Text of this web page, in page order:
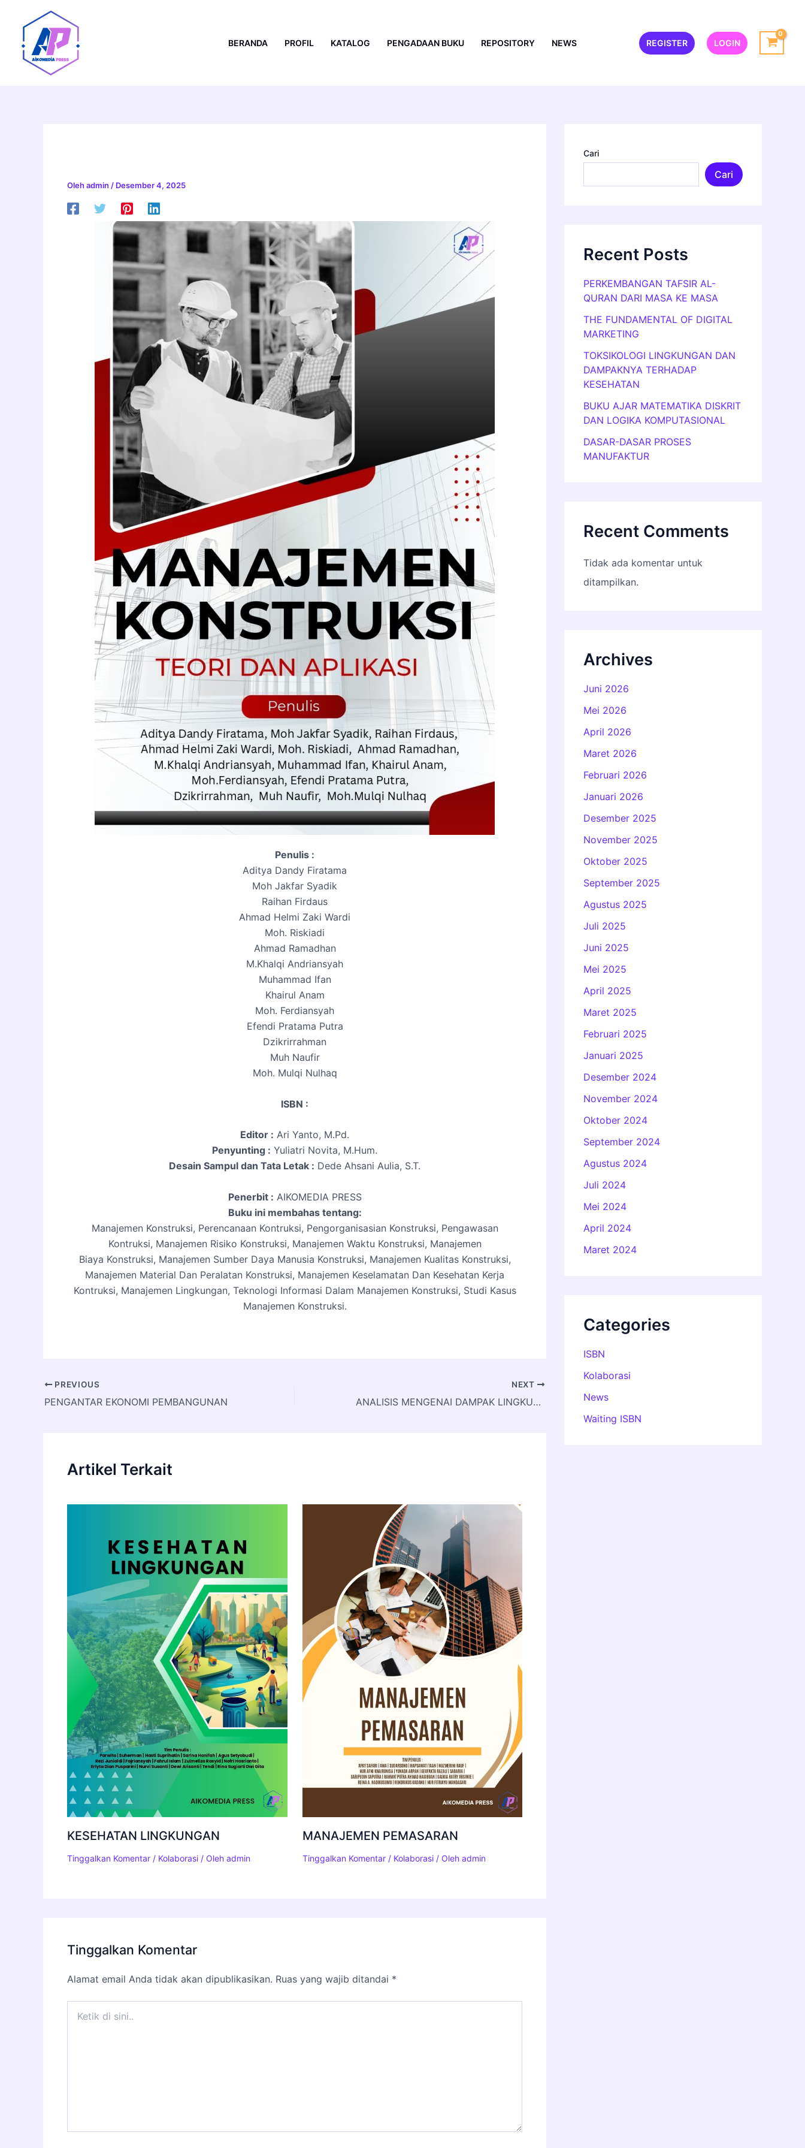
konten
BERANDA PROFIL KATALOG PENGADAAN BUKU REPOSITORY NEWS REGISTER LOGIN
Olehadmin / Desember 4, 2025
Penulis :
Aditya Dandy Firatama
Moh Jakfar Syadik
Raihan Firdaus
Ahmad Helmi Zaki Wardi
Moh. Riskiadi
Ahmad Ramadhan
M.Khalqi Andriansyah
Muhammad Ifan
Khairul Anam
Moh. Ferdiansyah
Efendi Pratama Putra
Dzikrirrahman
Muh Naufir
Moh. Mulqi Nulhaq
ISBN :
Editor : Ari Yanto, M.Pd.
Penyunting : Yuliatri Novita, M.Hum.
Desain Sampul dan Tata Letak : Dede Ahsani Aulia, S.T.
Penerbit : AIKOMEDIA PRESS
Buku ini membahas tentang:
Manajemen Konstruksi, Perencanaan Kontruksi, Pengorganisasian Konstruksi, Pengawasan
Kontruksi, Manajemen Risiko Konstruksi, Manajemen Waktu Konstruksi, Manajemen
Biaya Konstruksi, Manajemen Sumber Daya Manusia Konstruksi, Manajemen Kualitas Konstruksi,
Manajemen Material Dan Peralatan Konstruksi, Manajemen Keselamatan Dan Kesehatan Kerja
Kontruksi, Manajemen Lingkungan, Teknologi Informasi Dalam Manajemen Konstruksi, Studi Kasus
Manajemen Konstruksi.
Post
navigation
PREVIOUS
PENGANTAR EKONOMI PEMBANGUNAN
NEXT
ANALISIS MENGENAI DAMPAK LINGKUNGAN (AMDAL)
Artikel Terkait
KESEHATAN LINGKUNGAN
Tinggalkan Komentar / Kolaborasi / Oleh admin
MANAJEMEN PEMASARAN
Tinggalkan Komentar / Kolaborasi/ Oleh admin
Tinggalkan Komentar
Alamat email Anda tidak akan dipublikasikan. Ruas yang wajib ditandai *
Cari
Cari
Recent Posts
PERKEMBANGAN TAFSIR AL-
QURAN DARI MASA KE MASA
THE FUNDAMENTAL OF DIGITAL
MARKETING
TOKSIKOLOGI LINGKUNGAN DAN
DAMPAKNYA TERHADAP
KESEHATAN
BUKU AJAR MATEMATIKA DISKRIT
DAN LOGIKA KOMPUTASIONAL
DASAR-DASAR PROSES
MANUFAKTUR
Recent Comments
Tidak ada komentar untuk
ditampilkan.
Archives
Juni 2026
Mei 2026
April 2026
Maret 2026
Februari 2026
Januari 2026
Desember 2025
November 2025
Oktober 2025
September 2025
Agustus 2025
Juli 2025
Juni 2025
Mei 2025
April 2025
Maret 2025
Februari 2025
Januari 2025
Desember 2024
November 2024
Oktober 2024
September 2024
Agustus 2024
Juli 2024
Mei 2024
April 2024
Maret 2024
Categories
ISBN
Kolaborasi
News
Waiting ISBN